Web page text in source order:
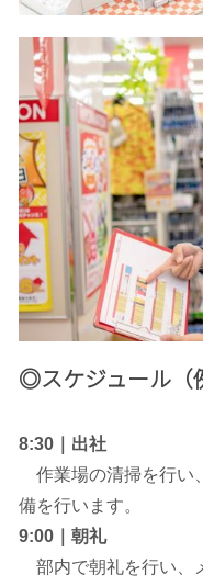
◎スケジュール（
8:30｜出社
作業場の清掃を行い
備を行います。
9:00｜朝礼
部内で朝礼を行い、